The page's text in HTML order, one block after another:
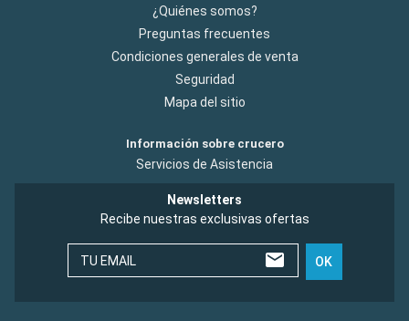
¿Quiénes somos?
Preguntas frecuentes
Condiciones generales de venta
Seguridad
Mapa del sitio
Información sobre crucero
Servicios de Asistencia
Newsletters
Recibe nuestras exclusivas ofertas
TU EMAIL OK